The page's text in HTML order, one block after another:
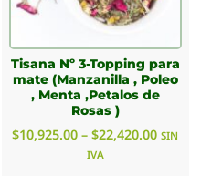
Tisana Nº 3-Topping para
mate (Manzanilla , Poleo
, Menta ,Petalos de
Rosas )
$10,925.00 – $22,420.00 SIN
IVA